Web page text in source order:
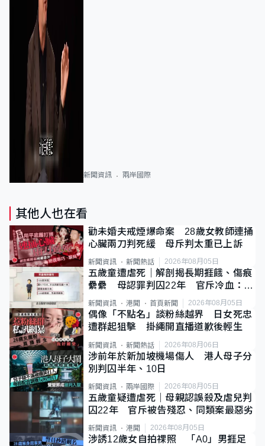
新聞資訊 兩岸國際
其他人也在看
勸未婚夫戒煙爆命案 28歲女教師連捅
心臟兩刀判死緩 母斥判太重已上訴
新聞資訊 新聞熱話 2026年08月05日
五歲童遭虐死｜解剖揭長期捱餓、傷痕
纍纍 母認罪判囚22年 官斥冷血：同
類案最惡劣
新聞資訊 港聞 首頁新聞 2026年08月05日
偶像「不點名」談粉絲越界 日女死忠
遭群起狙擊 掛繩開直播道歉後輕生
新聞資訊 新聞熱話 2026年08月06日
涉前年於新加坡機場傷人 港人母子分
別判囚半年、10日
新聞資訊 兩岸國際 2026年08月05日
五歲童疑遭虐死｜母親認誤殺及虐兒判
囚22年 官斥被告殘忍、同類案最惡劣
新聞資訊 港聞 2026年08月05日
涉誘12歲女自拍祼照 「A0」男捱足